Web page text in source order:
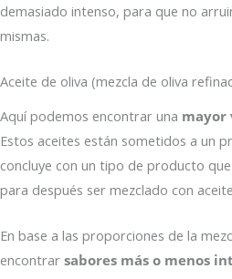
demasiado intenso, para que no
mismas.
Aceite de oliva (mezcla de oliva
Aquí podemos encontrar una mayor
Estos aceites están sometidos a un
concluye con un tipo de producto
para después ser mezclado con
En base a las proporciones de la
encontrar sabores más o menos